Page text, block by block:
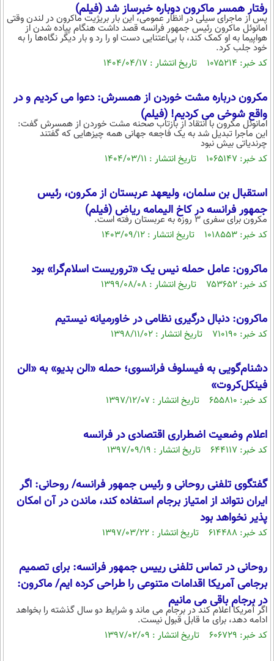
رفتار همسر ماکرون دوباره خبرساز شد (فیلم)
پس از ماجرای سیلی در انظار عمومی، این بار بریژیت ماکرون در لندن وقتی
امانوئل ماکرون رئیس جمهور فرانسه قصد داشت هنگام پیاده شدن از
هواپیما به او کمک کند، با بی‌اعتنایی دست او را رد و بار دیگر نگاه‌ها را به
خود جلب کرد.
کد خبر: ۱۰۷۵۲۱۴ تاریخ انتشار : ۱۴۰۴/۰۴/۱۷
مکرون درباره مشت خوردن از همسرش: دعوا می کردیم و در
واقع شوخی می کردیم! (فیلم)
امانوئل مکرون با انتقاد از بازتاب صحنه مشت خوردن از همسرش گفت:
این ماجرا تبدیل شد به یک فاجعه جهانی همه چیز‌هایی که گفتند
چرندیاتی بیش نبود
کد خبر: ۱۰۶۵۱۴۷ تاریخ انتشار : ۱۴۰۴/۰۳/۱۱
استقبال بن سلمان، ولیعهد عربستان از مکرون، رئیس
جمهور فرانسه در کاخ الیمامه ریاض (فیلم)
مکرون برای سفری ۳ روزه به عربستان رفته است.
کد خبر: ۱۰۱۸۵۵۳ تاریخ انتشار : ۱۴۰۳/۰۹/۱۲
ماکرون: عامل حمله نیس یک «تروریست اسلام‌گرا» بود
کد خبر: ۷۵۳۶۵۲ تاریخ انتشار : ۱۳۹۹/۰۸/۰۸
ماکرون: دنبال درگیری نظامی در خاورمیانه نیستیم
کد خبر: ۷۱۰۱۹۰ تاریخ انتشار : ۱۳۹۸/۱۱/۰۲
دشنام‌گویی به فیسلوف فرانسوی؛ حمله «الن بدیو» به «الن
فینکل‌کروت»
کد خبر: ۶۵۵۸۱۰ تاریخ انتشار : ۱۳۹۷/۱۲/۰۷
اعلام وضعیت اضطراری اقتصادی در فرانسه
کد خبر: ۶۴۴۱۱۷ تاریخ انتشار : ۱۳۹۷/۰۹/۱۹
گفتگوی تلفنی روحانی و رئیس جمهور فرانسه/ روحانی: اگر
ایران نتواند از امتیاز برجام استفاده کند، ماندن در آن امکان
پذیر نخواهد بود
کد خبر: ۶۱۴۴۸۸ تاریخ انتشار : ۱۳۹۷/۰۳/۲۲
روحانی در تماس تلفنی رییس جمهور فرانسه: برای تصمیم
برجامی آمریکا اقدامات متنوعی را طراحی کرده ایم/ ماکرون:
در برجام باقی می مانیم
اگر آمریکا اعلام کند در برجام می ماند و شرایط دو سال گذشته را بخواهد
ادامه دهد، برای ما قابل قبول نیست.
کد خبر: ۶۰۶۷۲۹ تاریخ انتشار : ۱۳۹۷/۰۲/۰۹